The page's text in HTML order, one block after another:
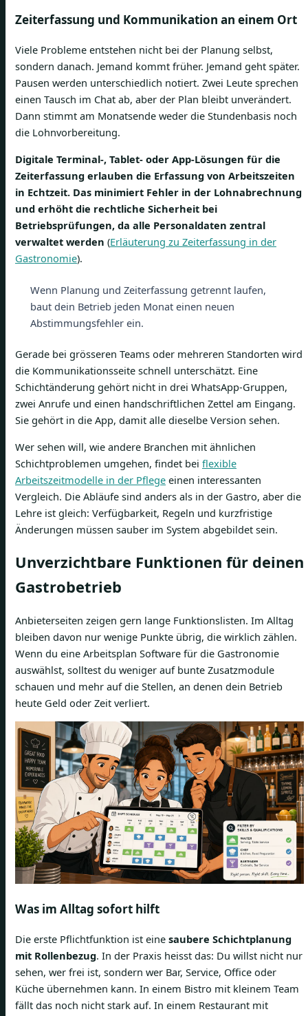
Zeiterfassung und Kommunikation an einem Ort
Viele Probleme entstehen nicht bei der Planung selbst,
sondern danach. Jemand kommt früher. Jemand geht später.
Pausen werden unterschiedlich notiert. Zwei Leute sprechen
einen Tausch im Chat ab, aber der Plan bleibt unverändert.
Dann stimmt am Monatsende weder die Stundenbasis noch
die Lohnvorbereitung.
Digitale Terminal-, Tablet- oder App-Lösungen für die
Zeiterfassung erlauben die Erfassung von Arbeitszeiten
in Echtzeit. Das minimiert Fehler in der Lohnabrechnung
und erhöht die rechtliche Sicherheit bei
Betriebsprüfungen, da alle Personaldaten zentral
verwaltet werden (Erläuterung zu Zeiterfassung in der
Gastronomie).
Wenn Planung und Zeiterfassung getrennt laufen,
baut dein Betrieb jeden Monat einen neuen
Abstimmungsfehler ein.
Gerade bei grösseren Teams oder mehreren Standorten wird
die Kommunikationsseite schnell unterschätzt. Eine
Schichtänderung gehört nicht in drei WhatsApp-Gruppen,
zwei Anrufe und einen handschriftlichen Zettel am Eingang.
Sie gehört in die App, damit alle dieselbe Version sehen.
Wer sehen will, wie andere Branchen mit ähnlichen
Schichtproblemen umgehen, findet bei flexible
Arbeitszeitmodelle in der Pflege einen interessanten
Vergleich. Die Abläufe sind anders als in der Gastro, aber die
Lehre ist gleich: Verfügbarkeit, Regeln und kurzfristige
Änderungen müssen sauber im System abgebildet sein.
Unverzichtbare Funktionen für deinen
Gastrobetrieb
Anbieterseiten zeigen gern lange Funktionslisten. Im Alltag
bleiben davon nur wenige Punkte übrig, die wirklich zählen.
Wenn du eine Arbeitsplan Software für die Gastronomie
auswählst, solltest du weniger auf bunte Zusatzmodule
schauen und mehr auf die Stellen, an denen dein Betrieb
heute Geld oder Zeit verliert.
Was im Alltag sofort hilft
Die erste Pflichtfunktion ist eine saubere Schichtplanung
mit Rollenbezug. In der Praxis heisst das: Du willst nicht nur
sehen, wer frei ist, sondern wer Bar, Service, Office oder
Küche übernehmen kann. In einem Bistro mit kleinem Team
fällt das noch nicht stark auf. In einem Restaurant mit